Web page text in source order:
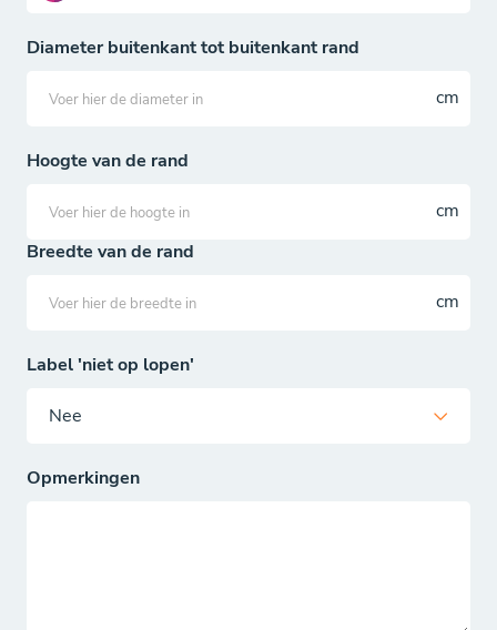
Diameter buitenkant tot buitenkant rand
Hoogte van de rand
Breedte van de rand
Label 'niet op lopen'
Opmerkingen